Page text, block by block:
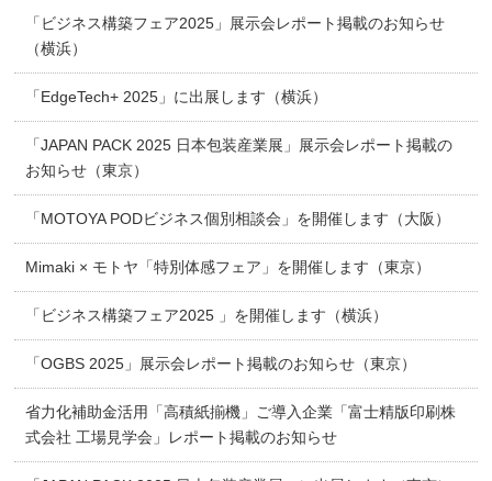
「ビジネス構築フェア2025」展示会レポート掲載のお知らせ
（横浜）
「EdgeTech+ 2025」に出展します（横浜）
「JAPAN PACK 2025 日本包装産業展」展示会レポート掲載の
お知らせ（東京）
「MOTOYA PODビジネス個別相談会」を開催します（大阪）
Mimaki × モトヤ「特別体感フェア」を開催します（東京）
「ビジネス構築フェア2025 」を開催します（横浜）
「OGBS 2025」展示会レポート掲載のお知らせ（東京）
省力化補助金活用「高積紙揃機」ご導入企業「富士精版印刷株
式会社 工場見学会」レポート掲載のお知らせ